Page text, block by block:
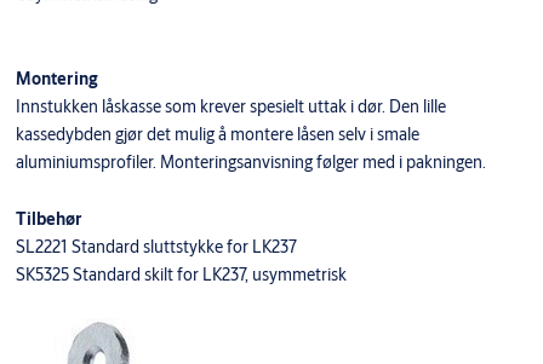
Montering
Innstukken låskasse som krever spesielt uttak i dør. Den lille
kassedybden gjør det mulig å montere låsen selv i smale
aluminiumsprofiler. Monteringsanvisning følger med i pakningen.
Tilbehør
SL2221 Standard sluttstykke for LK237
SK5325 Standard skilt for LK237, usymmetrisk